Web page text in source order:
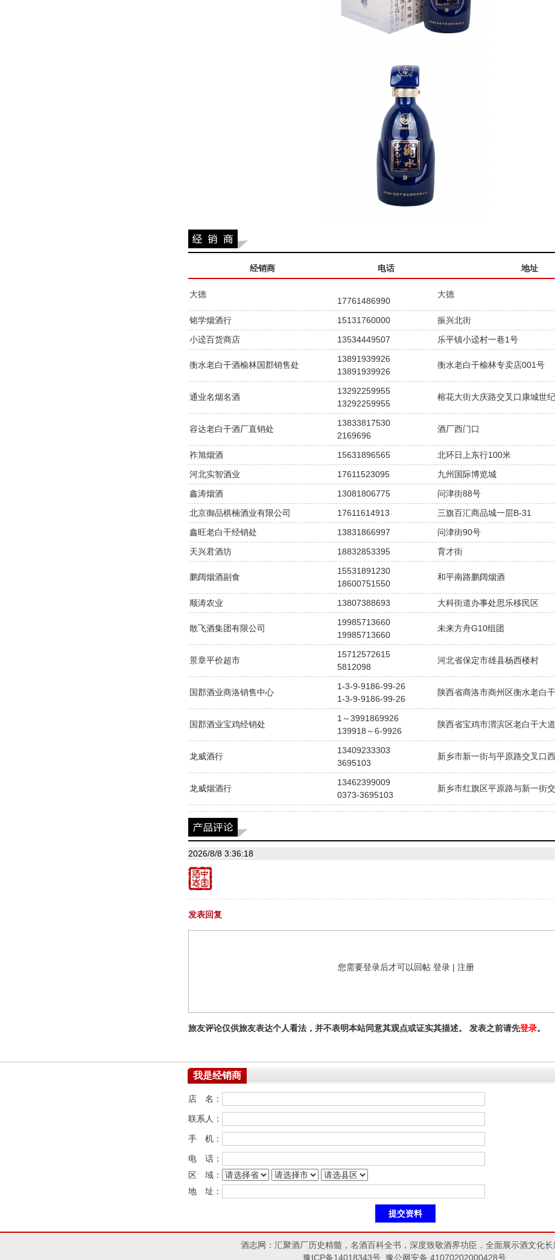
经销商 电话 地址
大德
17761486990
大德
铭学烟酒行 15131760000
振兴北街
小迳百货商店
13534449507 乐平镇小迳村一巷1号
衡水老白干酒榆林国郡销售处
13891939926
13891939926
衡水老白干榆林专卖店001号
通业名烟名酒
13292259955
13292259955
榕花大街大庆路交叉口康城世
容达老白干酒厂直销处
13833817530
2169696
酒厂西门口
祚旭烟酒 15631896565
北环日上东行100米
河北实智酒业
17611523095
九州国际博览城
鑫涛烟酒
13081806775
问津街88号
北京御品棋楠酒业有限公司
17611614913
三旗百汇商品城一层B-31
鑫旺老白干经销处
13831866997
问津街90号
天兴君酒坊
18832853395 育才街
鹏阔烟酒副食
15531891230
18600751550
和平南路鹏阔烟酒
顺涛农业 13807388693 大科街道办事处思乐移民区
散飞酒集团有限公司
19985713660
19985713660
未来方舟G10组团
景章平价超市
15712572615
5812098
河北省保定市雄县杨西楼村
国郡酒业商洛销售中心
1-3-9-9186-99-26
1-3-9-9186-99-26
陕西省商洛市商州区衡水老白
国郡酒业宝鸡经销处
1～3991869926
139918～6-9926
陕西省宝鸡市渭滨区老白干大
龙威酒行
13409233303
3695103
新乡市新一街与平原路交叉口
龙威烟酒行
13462399009
0373-3695103
新乡市红旗区平原路与新一街
2026/8/8 3:36:18
发表回复
您需要登录后才可以回帖 登录 | 注册
旅友评论仅供旅友表达个人看法，并不表明本站同意其观点或证实其描述。 发表之前请先登录。
我是经销商
店 名：
联系人：
手 机：
电 话：
区 域：
地 址：
酒志网：汇聚酒厂历史精髓，名酒百科全书，深度致敬酒界功臣，全面展示酒文化长
豫ICP备14018343号 豫公网安备 41070202000428号